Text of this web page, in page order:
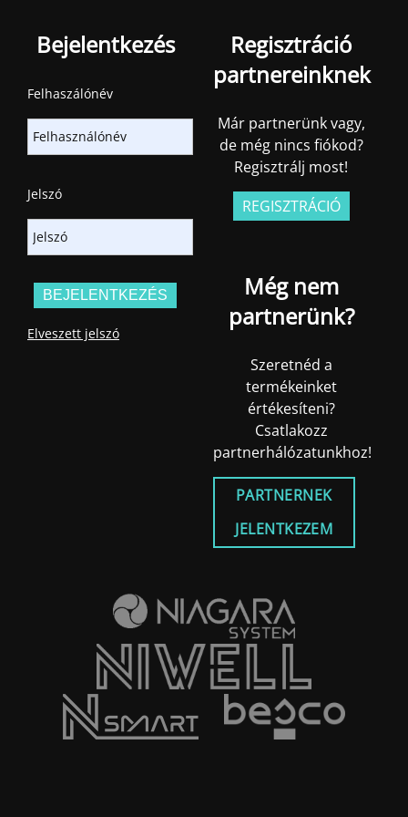
Bejelentkezés
Felhaszálónév
Jelszó
Elveszett jelszó
Regisztráció
partnereinknek
Már partnerünk vagy,
de még nincs fiókod?
Regisztrálj most!
REGISZTRÁCIÓ
Még nem
partnerünk?
Szeretnéd a
termékeinket
értékesíteni?
Csatlakozz
partnerhálózatunkhoz!
PARTNERNEK
JELENTKEZEM